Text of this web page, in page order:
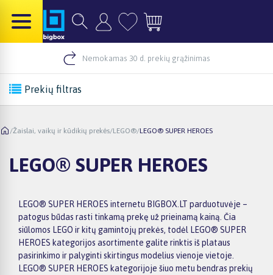
Nemokamas 30 d. prekių grąžinimas
Prekių filtras
/Žaislai, vaikų ir kūdikių prekės/LEGO®/LEGO® SUPER HEROES
LEGO® SUPER HEROES
LEGO® SUPER HEROES internetu BIGBOX.LT parduotuvėje –
patogus būdas rasti tinkamą prekę už prieinamą kainą. Čia
siūlomos LEGO ir kitų gamintojų prekės, todėl LEGO® SUPER
HEROES kategorijos asortimente galite rinktis iš plataus
pasirinkimo ir palyginti skirtingus modelius vienoje vietoje.
LEGO® SUPER HEROES kategorijoje šiuo metu bendras prekių